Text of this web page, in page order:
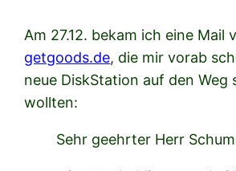
Am 27.12. bekam ich eine Mail
getgoods.de, die mir vorab
neue DiskStation auf den Weg
wollten:
Sehr geehrter Herr